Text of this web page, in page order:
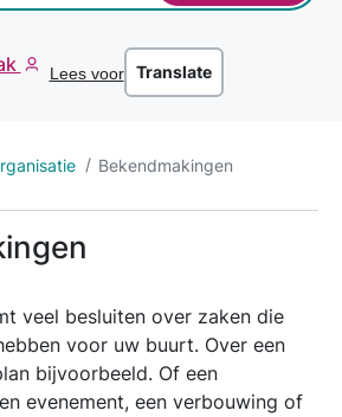
Lees voor Translate
Bekendmakingen
veel besluiten over zaken die
voor uw buurt. Over een
bijvoorbeeld. Of een
evenement, een verbouwing of